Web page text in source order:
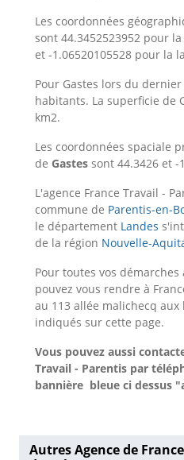
Les coordonnées
sont 44.3452523952 pour
et -1.06520105528 pour la
Pour Gastes lors du
habitants. La superficie de
km2.
Les coordonnées spaciale
de Gastes sont 44.3426 et
L'agence France Travail -
commune de Parentis-en-
le département Landes
de la région Nouvelle-
Pour toutes vos
pouvez vous rendre à
au 113 allée malichecq
indiqués sur cette page.
Vous pouvez aussi
Travail - Parentis par
bannière bleue ci dessus
Autres Agence de